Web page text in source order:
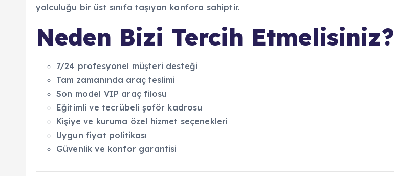
yolculuğu bir üst sınıfa taşıyan konfora sahiptir.
Neden Bizi Tercih Etmelisiniz?
7/24 profesyonel müşteri desteği
Tam zamanında araç teslimi
Son model VIP araç filosu
Eğitimli ve tecrübeli şoför kadrosu
Kişiye ve kuruma özel hizmet seçenekleri
Uygun fiyat politikası
Güvenlik ve konfor garantisi